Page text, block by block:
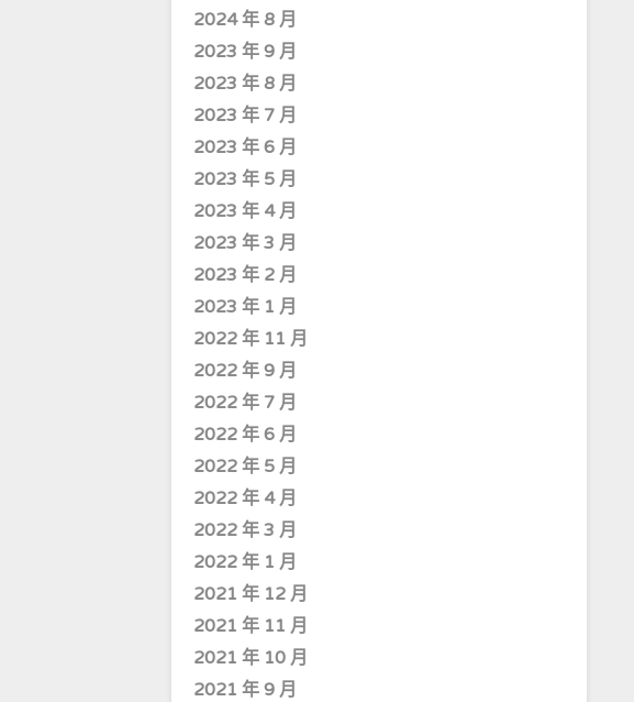
2024 年 8 月
2023 年 9 月
2023 年 8 月
2023 年 7 月
2023 年 6 月
2023 年 5 月
2023 年 4 月
2023 年 3 月
2023 年 2 月
2023 年 1 月
2022 年 11 月
2022 年 9 月
2022 年 7 月
2022 年 6 月
2022 年 5 月
2022 年 4 月
2022 年 3 月
2022 年 1 月
2021 年 12 月
2021 年 11 月
2021 年 10 月
2021 年 9 月